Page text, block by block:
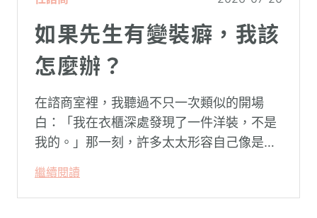
如果先生有變裝癖，我該
怎麼辦？
在諮商室裡，我聽過不只一次類似的開場
白：「我在衣櫃深處發現了一件洋裝，不是
我的。」那一刻，許多太太形容自己像是踩
陌生。
繼續閱讀